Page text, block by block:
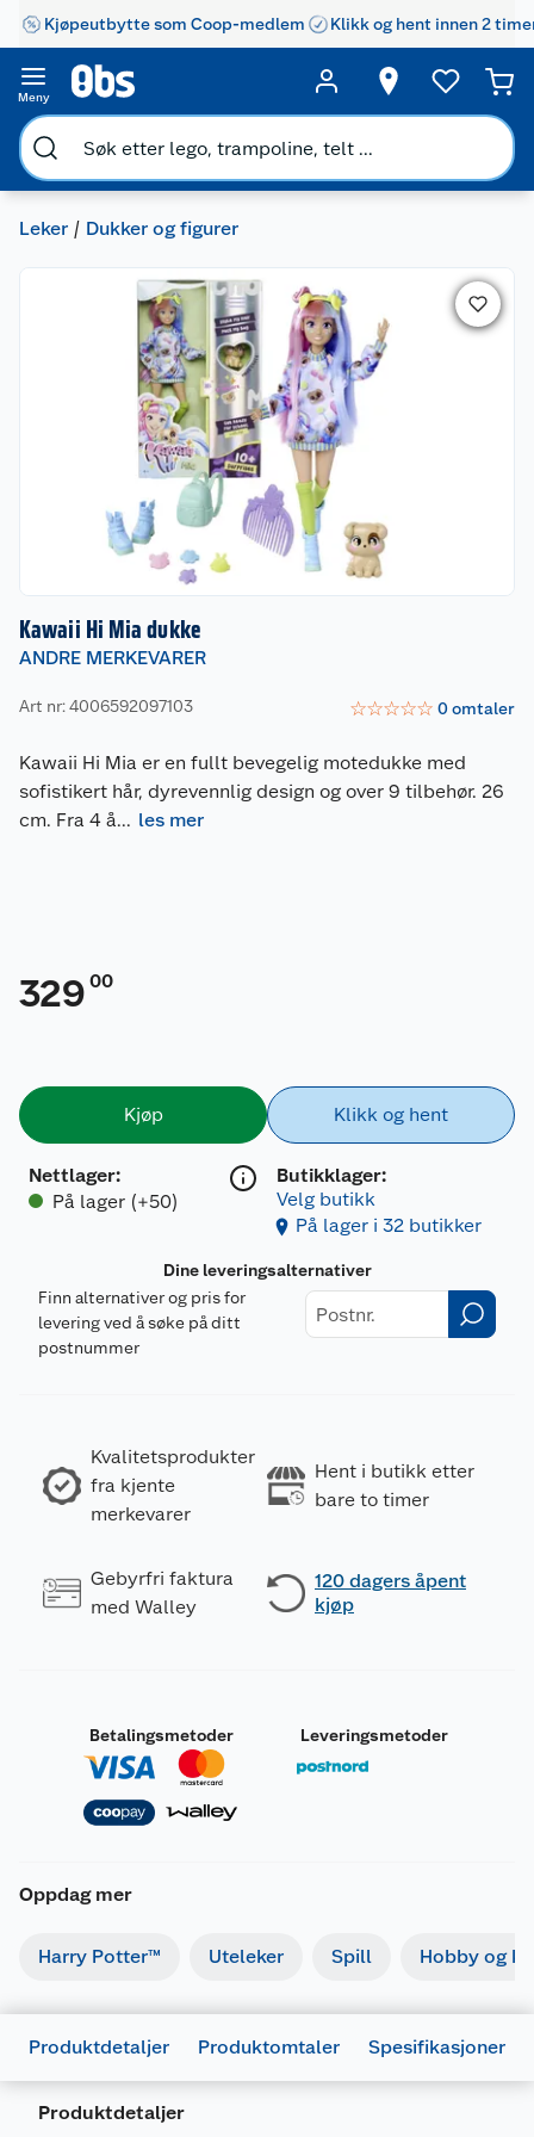
Kjøpeutbytte som Coop-medlem Klikk og hent innen 2
Meny
Leker Dukker og figurer
Kawaii Hi Mia dukke
ANDRE MERKEVARER
Art nr: 4006592097103 ☆☆☆☆☆ 0omtaler
Kawaii Hi Mia er en fullt bevegelig motedukke med
sofistikert hår, dyrevennlig design og over 9 tilbehør. 26
cm. Fra 4 å... les mer
329 00
Kjøp
Nettlager:
På lager (+50)
Klikk og hent
Butikklager:
Velg butikk
På lager i 32 butikker
Dine leveringsalternativer
Finn alternativer og pris for
levering ved å søke på ditt
postnummer
Kvalitetsprodukter
fra kjente
merkevarer
Hent i butikk etter
bare to timer
Gebyrfri faktura
med Walley
120 dagers åpent
kjøp
Betalingsmetoder Leveringsmetoder
Oppdag mer
Harry Potter™ Uteleker Spill Hobby og
Produktdetaljer Produktomtaler Spesifikasjoner
Produktdetaljer